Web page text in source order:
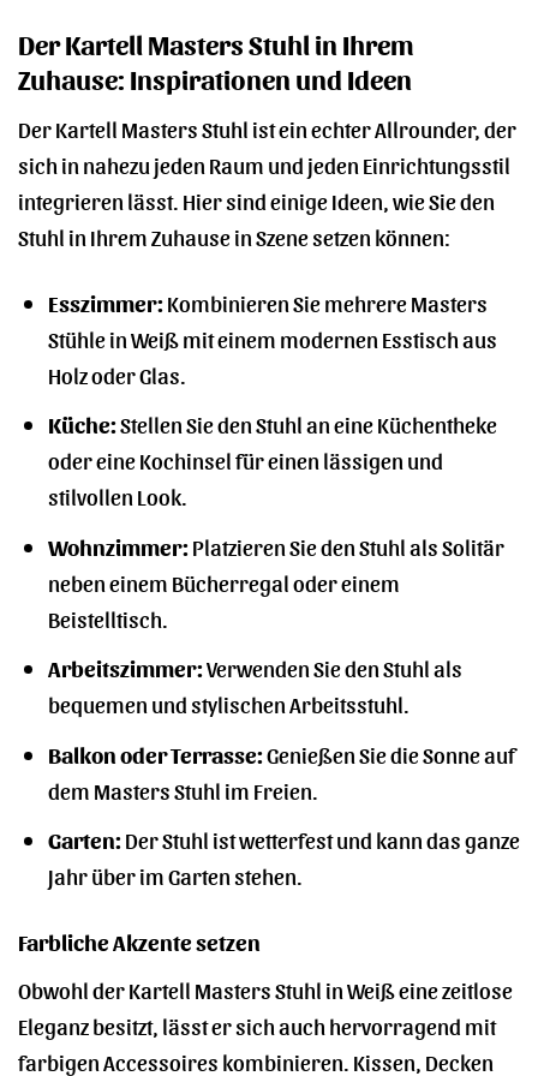
Der Kartell Masters Stuhl in Ihrem
Zuhause: Inspirationen und Ideen
Der Kartell Masters Stuhl ist ein echter Allrounder, der
sich in nahezu jeden Raum und jeden Einrichtungsstil
integrieren lässt. Hier sind einige Ideen, wie Sie den
Stuhl in Ihrem Zuhause in Szene setzen können:
Esszimmer:Kombinieren Sie mehrere Masters
Stühle in Weiß mit einem modernen Esstisch aus
Holz oder Glas.
Küche:Stellen Sie den Stuhl an eine Küchentheke
oder eine Kochinsel für einen lässigen und
stilvollen Look.
Wohnzimmer:Platzieren Sie den Stuhl als Solitär
neben einem Bücherregal oder einem
Beistelltisch.
Arbeitszimmer:Verwenden Sie den Stuhl als
bequemen und stylischen Arbeitsstuhl.
Balkon oder Terrasse:Genießen Sie die Sonne auf
dem Masters Stuhl im Freien.
Garten:Der Stuhl ist wetterfest und kann das ganze
Jahr über im Garten stehen.
Farbliche Akzente setzen
Obwohl der Kartell Masters Stuhl in Weiß eine zeitlose
Eleganz besitzt, lässt er sich auch hervorragend mit
farbigen Accessoires kombinieren. Kissen, Decken